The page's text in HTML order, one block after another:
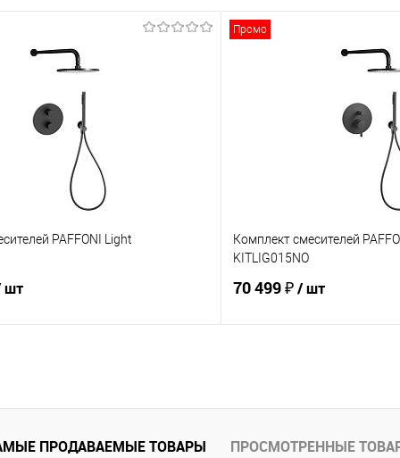
PAFFONI Light
шт
Сравнение
Под заказ
Промо
Комплект смесителей
KITLIG015NO
70 499 ₽/ шт
Купить в 1 клик
В избранное
ПРОДАВАЕМЫЕ ТОВАРЫ ПРОСМОТРЕННЫЕ